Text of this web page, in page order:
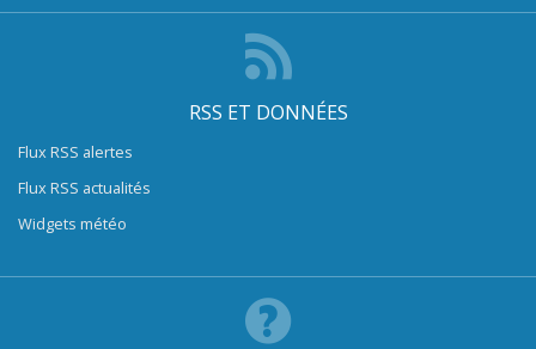
RSS ET DONNÉES
Flux RSS alertes
Flux RSS actualités
Widgets météo